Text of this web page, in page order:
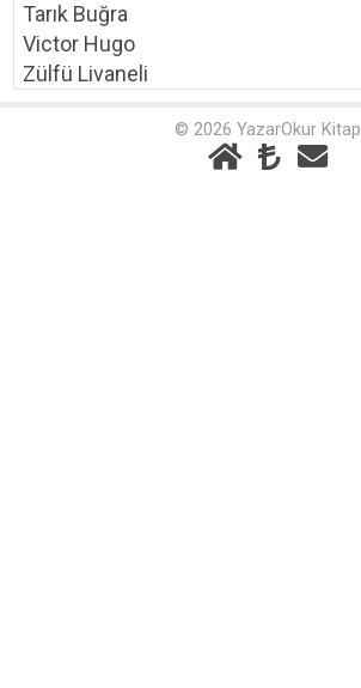
Tarık Buğra
Victor Hugo
Zülfü Livaneli
© 2026 YazarOkur Kitap